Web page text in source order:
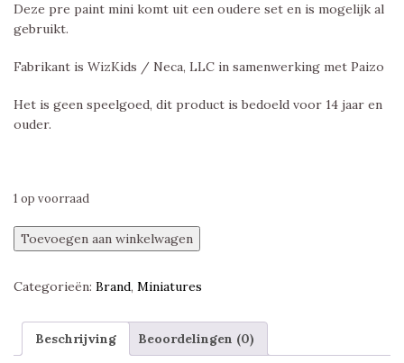
Deze pre paint mini komt uit een oudere set en is mogelijk al
gebruikt.
Fabrikant is WizKids / Neca, LLC in samenwerking met Paizo
Het is geen speelgoed, dit product is bedoeld voor 14 jaar en
ouder.
1 op voorraad
Bartender,
Rusty
Inn,
Battles
aantal
Toevoegen aan winkelwagen
Categorieën: Brand, Miniatures
Beschrijving Beoordelingen (0)